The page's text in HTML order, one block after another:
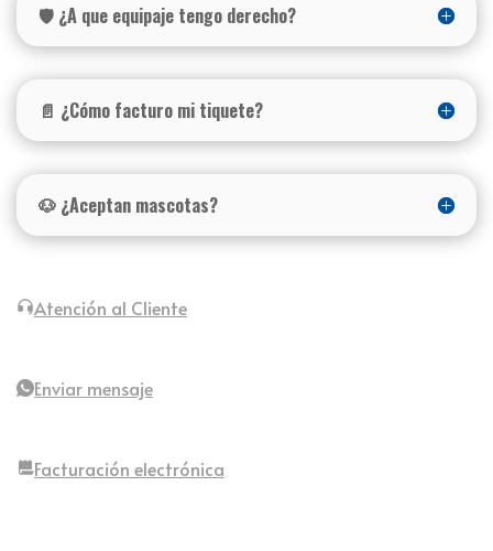
🛡️ ¿A que equipaje tengo derecho?
📄 ¿Cómo facturo mi tiquete?
🐶 ¿Aceptan mascotas?
Atención al Cliente
Enviar mensaje
Facturación electrónica